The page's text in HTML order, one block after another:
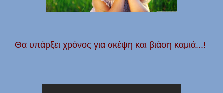
Θα υπάρξει χρόνος για σκέψη και βιάση καμιά...!